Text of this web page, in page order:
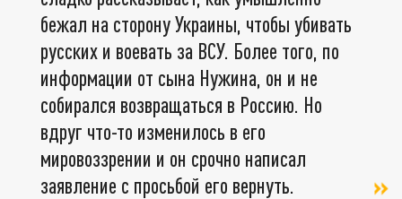
бежал на сторону Украины, чтобы убивать
русских и воевать за ВСУ. Более того, по
информации от сына Нужина, он и не
собирался возвращаться в Россию. Но
вдруг что-то изменилось в его
мировоззрении и он срочно написал
заявление с просьбой его вернуть.